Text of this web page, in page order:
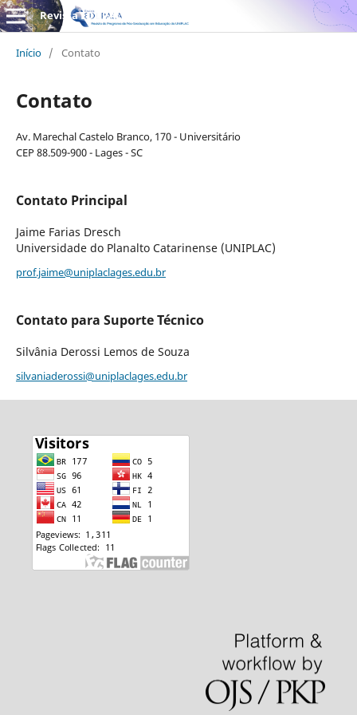
Revista EDUPALA
Início / Contato
Contato
Av. Marechal Castelo Branco, 170 - Universitário
CEP 88.509-900 - Lages - SC
Contato Principal
Jaime Farias Dresch
Universidade do Planalto Catarinense (UNIPLAC)
prof.jaime@uniplaclages.edu.br
Contato para Suporte Técnico
Silvânia Derossi Lemos de Souza
silvaniaderossi@uniplaclages.edu.br